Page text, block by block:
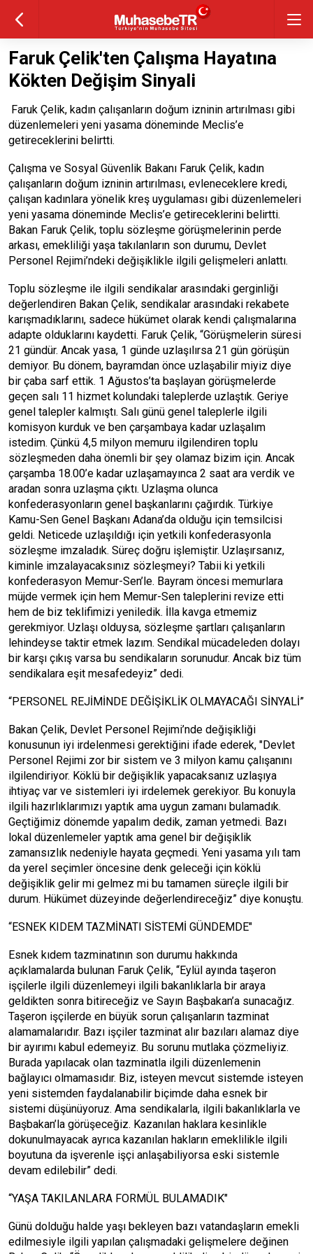
Faruk Çelik'ten Çalışma Hayatına
Kökten Değişim Sinyali
Faruk Çelik, kadın çalışanların doğum izninin artırılması gibi
düzenlemeleri yeni yasama döneminde Meclis’e
getireceklerini belirtti.
Çalışma ve Sosyal Güvenlik Bakanı Faruk Çelik, kadın
çalışanların doğum izninin artırılması, evleneceklere kredi,
çalışan kadınlara yönelik kreş uygulaması gibi düzenlemeleri
yeni yasama döneminde Meclis’e getireceklerini belirtti.
Bakan Faruk Çelik, toplu sözleşme görüşmelerinin perde
arkası, emekliliği yaşa takılanların son durumu, Devlet
Personel Rejimi’ndeki değişiklikle ilgili gelişmeleri anlattı.
Toplu sözleşme ile ilgili sendikalar arasındaki gerginliği
değerlendiren Bakan Çelik, sendikalar arasındaki rekabete
karışmadıklarını, sadece hükümet olarak kendi çalışmalarına
adapte olduklarını kaydetti. Faruk Çelik, “Görüşmelerin süresi
21 gündür. Ancak yasa, 1 günde uzlaşılırsa 21 gün görüşün
demiyor. Bu dönem, bayramdan önce uzlaşabilir miyiz diye
bir çaba sarf ettik. 1 Ağustos’ta başlayan görüşmelerde
geçen salı 11 hizmet kolundaki taleplerde uzlaştık. Geriye
genel talepler kalmıştı. Salı günü genel taleplerle ilgili
komisyon kurduk ve ben çarşambaya kadar uzlaşalım
istedim. Çünkü 4,5 milyon memuru ilgilendiren toplu
sözleşmeden daha önemli bir şey olamaz bizim için. Ancak
çarşamba 18.00’e kadar uzlaşamayınca 2 saat ara verdik ve
aradan sonra uzlaşma çıktı. Uzlaşma olunca
konfederasyonların genel başkanlarını çağırdık. Türkiye
Kamu-Sen Genel Başkanı Adana’da olduğu için temsilcisi
geldi. Neticede uzlaşıldığı için yetkili konfederasyonla
sözleşme imzaladık. Süreç doğru işlemiştir. Uzlaşırsanız,
kiminle imzalayacaksınız sözleşmeyi? Tabii ki yetkili
konfederasyon Memur-Sen’le. Bayram öncesi memurlara
müjde vermek için hem Memur-Sen taleplerini revize etti
hem de biz teklifimizi yeniledik. İlla kavga etmemiz
gerekmiyor. Uzlaşı olduysa, sözleşme şartları çalışanların
lehindeyse taktir etmek lazım. Sendikal mücadeleden dolayı
bir karşı çıkış varsa bu sendikaların sorunudur. Ancak biz tüm
sendikalara eşit mesafedeyiz” dedi.
“PERSONEL REJİMİNDE DEĞİŞİKLİK OLMAYACAĞI SİNYALİ”
Bakan Çelik, Devlet Personel Rejimi’nde değişikliği
konusunun iyi irdelenmesi gerektiğini ifade ederek, "Devlet
Personel Rejimi zor bir sistem ve 3 milyon kamu çalışanını
ilgilendiriyor. Köklü bir değişiklik yapacaksanız uzlaşıya
ihtiyaç var ve sistemleri iyi irdelemek gerekiyor. Bu konuyla
ilgili hazırlıklarımızı yaptık ama uygun zamanı bulamadık.
Geçtiğimiz dönemde yapalım dedik, zaman yetmedi. Bazı
lokal düzenlemeler yaptık ama genel bir değişiklik
zamansızlık nedeniyle hayata geçmedi. Yeni yasama yılı tam
da yerel seçimler öncesine denk geleceği için köklü
değişiklik gelir mi gelmez mi bu tamamen süreçle ilgili bir
durum. Hükümet düzeyinde değerlendireceğiz” diye konuştu.
“ESNEK KIDEM TAZMİNATI SİSTEMİ GÜNDEMDE"
Esnek kıdem tazminatının son durumu hakkında
açıklamalarda bulunan Faruk Çelik, “Eylül ayında taşeron
işçilerle ilgili düzenlemeyi ilgili bakanlıklarla bir araya
geldikten sonra bitireceğiz ve Sayın Başbakan’a sunacağız.
Taşeron işçilerde en büyük sorun çalışanların tazminat
alamamalarıdır. Bazı işçiler tazminat alır bazıları alamaz diye
bir ayırımı kabul edemeyiz. Bu sorunu mutlaka çözmeliyiz.
Burada yapılacak olan tazminatla ilgili düzenlemenin
bağlayıcı olmamasıdır. Biz, isteyen mevcut sistemde isteyen
yeni sistemden faydalanabilir biçimde daha esnek bir
sistemi düşünüyoruz. Ama sendikalarla, ilgili bakanlıklarla ve
Başbakan’la görüşeceğiz. Kazanılan haklara kesinlikle
dokunulmayacak ayrıca kazanılan hakların emeklilikle ilgili
boyutuna da işverenle işçi anlaşabiliyorsa eski sistemle
devam edilebilir” dedi.
“YAŞA TAKILANLARA FORMÜL BULAMADIK"
Günü dolduğu halde yaşı bekleyen bazı vatandaşların emekli
edilmesiyle ilgili yapılan çalışmadaki gelişmelere değinen